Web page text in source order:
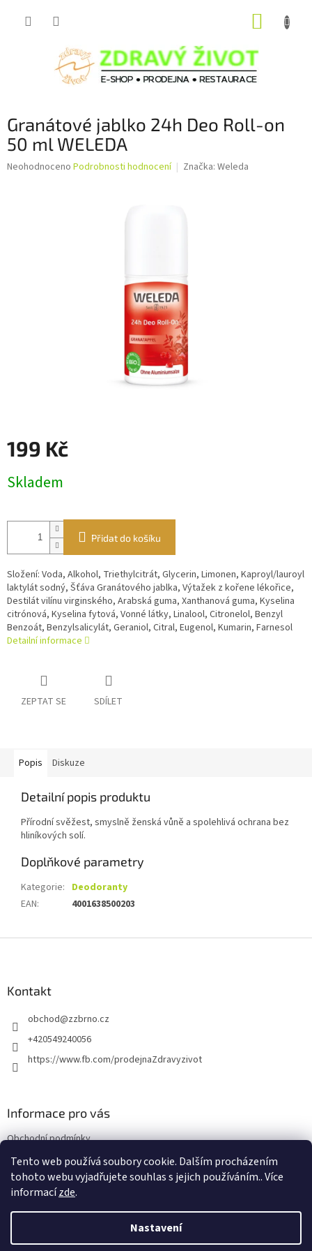
Tento web používá soubory cookie. Dalším procházením
tohoto webu vyjadřujete souhlas s jejich používáním.. Více
informacízde.
Nastavení
Granátové jablko 24h Deo Roll-on
50 ml WELEDA
Průměrné
Neohodnoceno Podrobnosti hodnocení Značka: Weleda
199 Kč
cena:
Skladem
Přidat do košíku
Složení: Voda, Alkohol, Triethylcitrát, Glycerin, Limonen, Kaproyl/lauroyl
laktylát sodný, Šťáva Granátového jablka, Výtažek z kořene lékořice,
Destilát vilínu virginského, Arabská guma, Xanthanová guma, Kyselina
citrónová, Kyselina fytová, Vonné látky, Linalool, Citronelol, Benzyl
Benzoát, Benzylsalicylát, Geraniol, Citral, Eugenol, Kumarin, Farnesol
Detailní informace
ZEPTAT SE SDÍLET
Popis Diskuze
Detailní popis produktu
Přírodní svěžest, smyslně ženská vůně a spolehlivá ochrana bez
hliníkových solí.
Doplňkové parametry
Kategorie: Deodoranty
EAN: 4001638500203
Kontakt
obchod@zzbrno.cz
+420549240056
https://www.fb.com/prodejnaZdravyzivot
Informace pro vás
Obchodní podmínky
Podmínky ochrany osobních údajů